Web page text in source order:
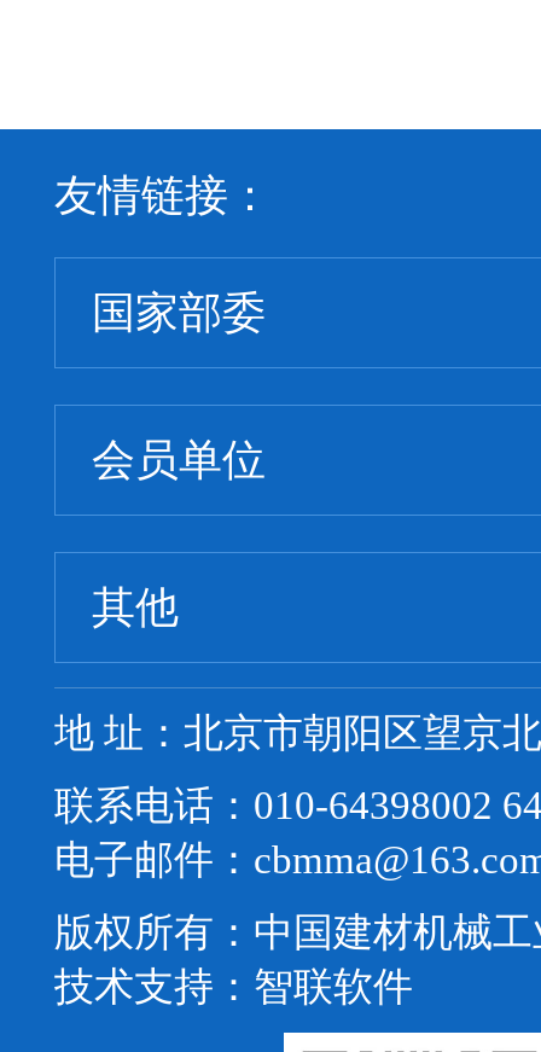
友情链接：
国家部委
会员单位
其他
地 址：北京市朝阳区望京
联系电话：010-64398002
电子邮件：
版权所有：中国建材机械
技术支持： 智联软件